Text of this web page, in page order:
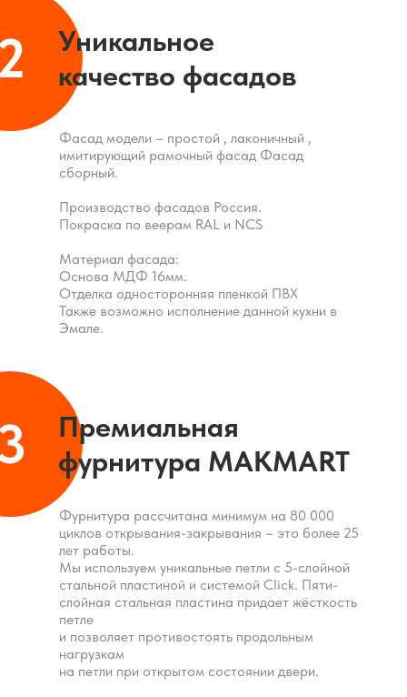
Фасад модели – простой , лаконичный ,
имитирующий рамочный фасад Фасад
сборный.
Производство фасадов Россия.
Покраска по веерам RAL и NCS
Материал фасада:
Основа МДФ 16мм.
Отделка односторонняя пленкой ПВХ
Также возможно исполнение данной кухни в
Эмале.
Фурнитура рассчитана минимум на 80 000
циклов открывания-закрывания – это более 25
лет работы.
Мы используем уникальные петли с 5-слойной
стальной пластиной и системой Click. Пяти-
слойная стальная пластина придает жёсткость
петле
и позволяет противостоять продольным
нагрузкам
на петли при открытом состоянии двери.
Уникальное
качество фасадов
Премиальная
фурнитура MAKMART